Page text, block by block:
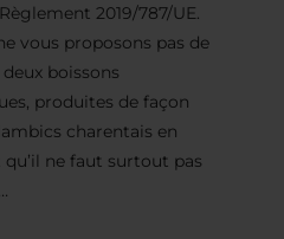
2019/787/UE.
vous proposons pas de
boissons
produites de façon
charentais en
ne faut surtout pas